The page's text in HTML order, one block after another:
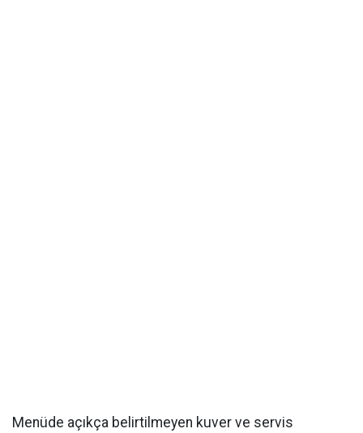
Menüde açıkça belirtilmeyen kuver ve servis